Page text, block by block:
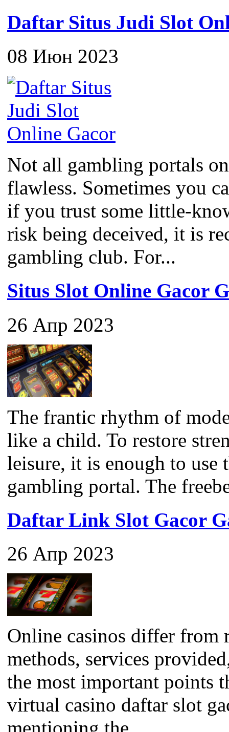
Daftar Situs Judi Slot
08 Июн 2023
Not all gambling portals
flawless. Sometimes you
if you trust some little-
risk being deceived, it is
gambling club. For...
Situs Slot Online Gacor
26 Апр 2023
The frantic rhythm of
like a child. To restore
leisure, it is enough to use
gambling portal. The
Daftar Link Slot Gacor
26 Апр 2023
Online casinos differ from
methods, services
the most important points
virtual casino daftar slot